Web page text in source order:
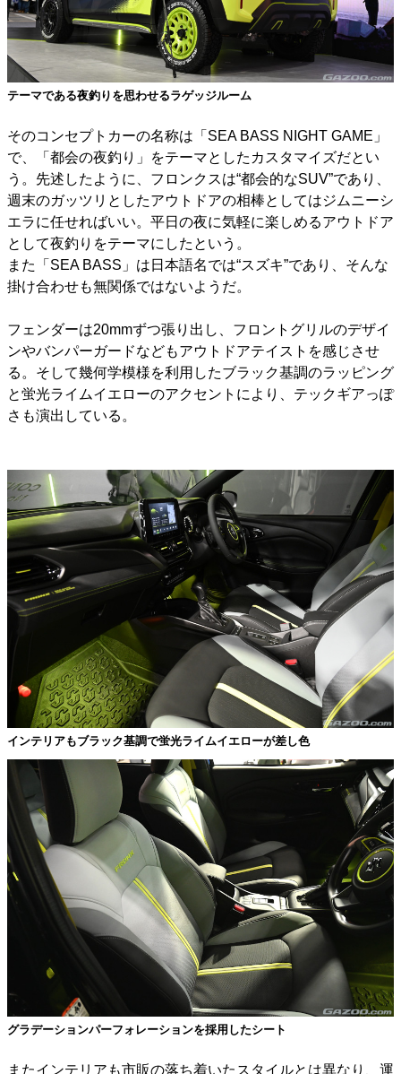
テーマである夜釣りを思わせるラゲッジルーム
そのコンセプトカーの名称は「SEA BASS NIGHT GAME」
で、「都会の夜釣り」をテーマとしたカスタマイズだとい
う。先述したように、フロンクスは“都会的なSUV”であり、
週末のガッツリとしたアウトドアの相棒としてはジムニーシ
エラに任せればいい。平日の夜に気軽に楽しめるアウトドア
として夜釣りをテーマにしたという。
また「SEA BASS」は日本語名では“スズキ”であり、そんな
掛け合わせも無関係ではないようだ。
フェンダーは20mmずつ張り出し、フロントグリルのデザイ
ンやバンパーガードなどもアウトドアテイストを感じさせ
る。そして幾何学模様を利用したブラック基調のラッピング
と蛍光ライムイエローのアクセントにより、テックギアっぽ
さも演出している。
インテリアもブラック基調で蛍光ライムイエローが差し色
グラデーションパーフォレーションを採用したシート
またインテリアも市販の落ち着いたスタイルとは異なり、運